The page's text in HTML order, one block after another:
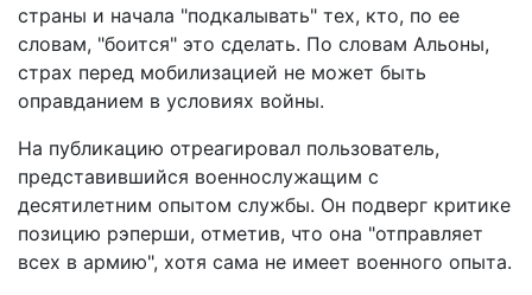
страны и начала "подкалывать" тех, кто, по ее
словам, "боится" это сделать. По словам Альоны,
страх перед мобилизацией не может быть
оправданием в условиях войны.
На публикацию отреагировал пользователь,
представившийся военнослужащим с
десятилетним опытом службы. Он подверг критике
позицию рэперши, отметив, что она "отправляет
всех в армию", хотя сама не имеет военного опыта.